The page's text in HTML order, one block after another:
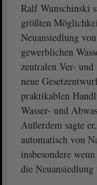
Ralf Wunschinski
größten
Neuansiedlung
gewerblichen
zentralen Ver-
neue
praktikablen
Wasser- und
Außerdem sagte
automatisch von
insbesondere
die